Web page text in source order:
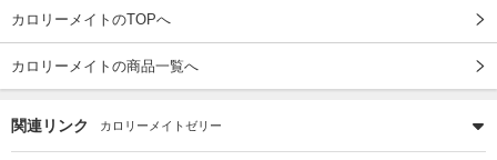
カロリーメイトのTOPへ
カロリーメイトの商品一覧へ
関連リンク カロリーメイトゼリー